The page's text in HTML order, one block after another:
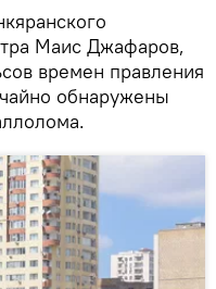
Маис Джафаров,
времен правления
обнаружены